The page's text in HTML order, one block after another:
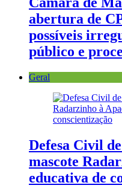
abertura de
possíveis
público e
Geral
Defesa Civil
mascote
educativa de